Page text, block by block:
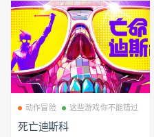
动作冒险 这些游戏你不能错过
死亡迪斯科